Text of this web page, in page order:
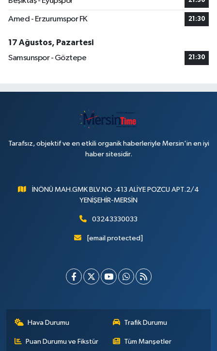
Amed - Erzurumspor FK 21:30
17 Ağustos, Pazartesi
Samsunspor - Göztepe
21:30
Tarafsız, objektif ve en etkili organik haberleriyle Mersin'in en iyi
haber sitesidir.
İNÖNÜ MAH.GMK BLV.NO :413 ALİYE POZCU APT.2/4
YENİŞEHİR-MERSİN
03243330033
[email protected]
Hava Durumu Trafik Durumu
Puan Durumu ve Fikstür Tüm Manşetler